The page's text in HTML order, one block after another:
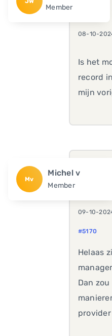
Member
08-10-
Is het
record
mijn
Mv
Michel v
Member
09-10-
#5170
Helaas
Dan